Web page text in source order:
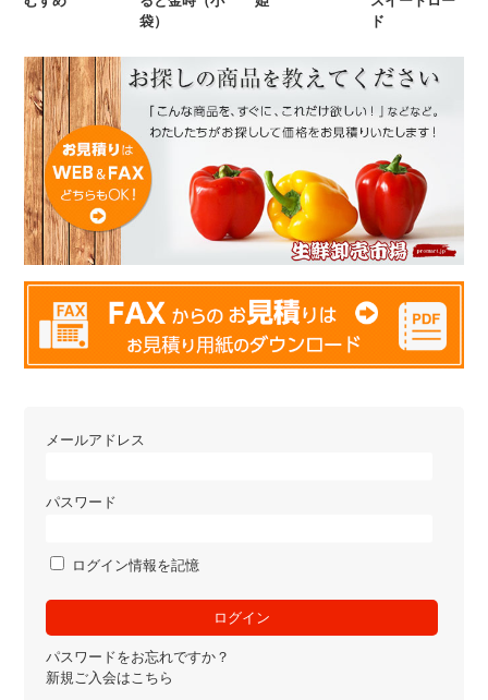
袋）
ド
メールアドレス
パスワード
ログイン情報を記憶
パスワードをお忘れですか？
新規ご入会はこちら